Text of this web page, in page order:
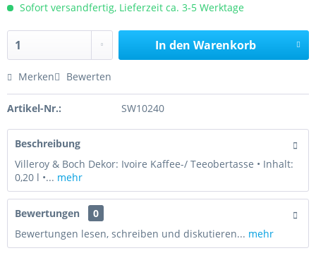
Sofort versandfertig, Lieferzeit ca. 3-5 Werktage
In den Warenkorb
Merken Bewerten
Artikel-Nr.: SW10240
Beschreibung
Villeroy & Boch Dekor: Ivoire Kaffee-/ Teeobertasse • Inhalt:
0,20 l •... mehr
Bewertungen
0
Bewertungen lesen, schreiben und diskutieren... mehr